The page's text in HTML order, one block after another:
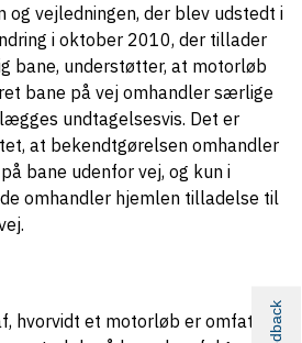
og vejledningen, der blev udstedt i
i oktober 2010, der tillader
bane, understøtter, at motorløb
bane på vej omhandler særlige
undtagelsesvis. Det er
at bekendtgørelsen omhandler
bane udenfor vej, og kun i
omhandler hjemlen tilladelse til
hvorvidt et motorløb er omfattet